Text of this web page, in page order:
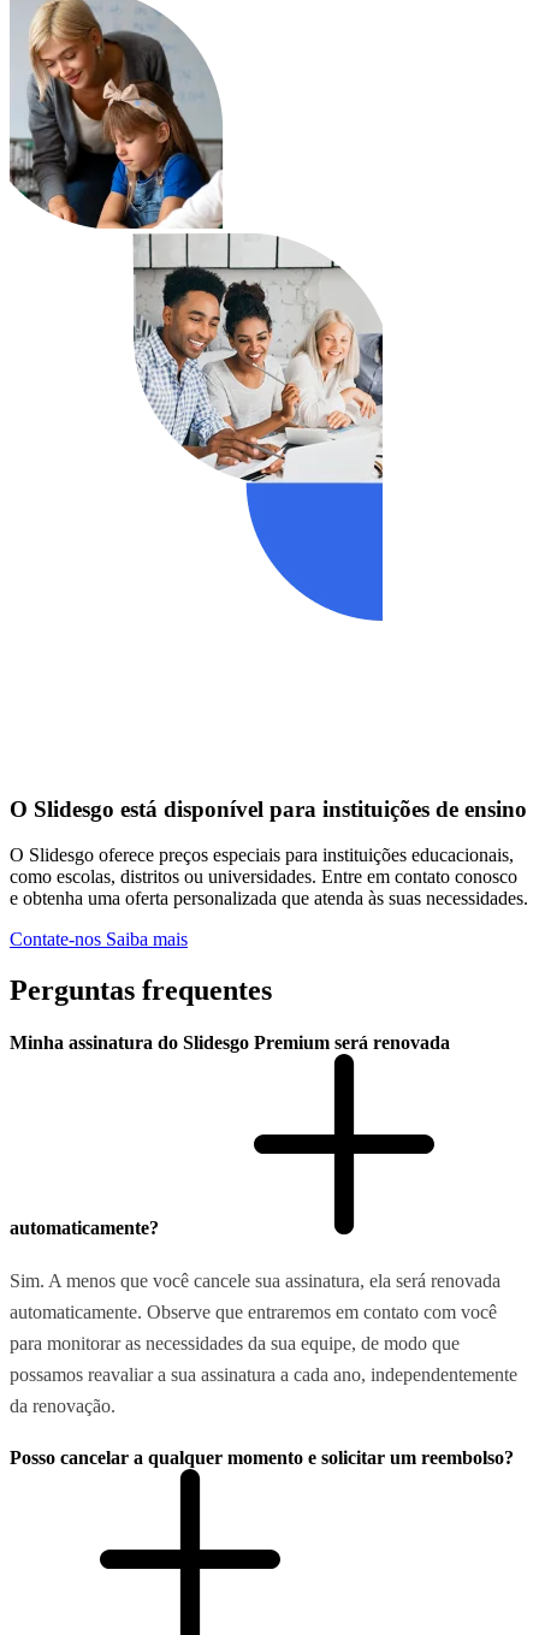
O Slidesgo está disponível para instituições de ensino
O Slidesgo oferece preços especiais para instituições educacionais,
como escolas, distritos ou universidades. Entre em contato conosco
e obtenha uma oferta personalizada que atenda às suas necessidades.
Contate-nos Saiba mais
Perguntas frequentes
Minha assinatura do Slidesgo Premium será renovada
automaticamente?
Sim. A menos que você cancele sua assinatura, ela será renovada
automaticamente. Observe que entraremos em contato com você
para monitorar as necessidades da sua equipe, de modo que
possamos reavaliar a sua assinatura a cada ano, independentemente
da renovação.
Posso cancelar a qualquer momento e solicitar um reembolso?